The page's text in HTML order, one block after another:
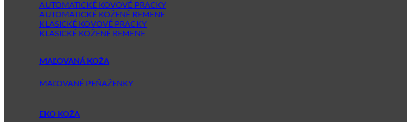
AUTOMATICKÉ KOVOVÉ PRACKY
AUTOMATICKÉ KOŽENÉ REMENE
KLASICKÉ KOVOVÉ PRACKY
KLASICKÉ KOŽENÉ REMENE
MAĽOVANÁ KOŽA
MAĽOVANÉ PEŇAŽENKY
EKO KOŽA